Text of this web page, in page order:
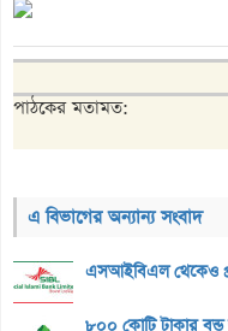
পাঠকের মতামত:
এ বিভাগের অন্যান্য সংবাদ
এসআইবিএল থেকেও
৮০০ কোটি টাকার বন্ড